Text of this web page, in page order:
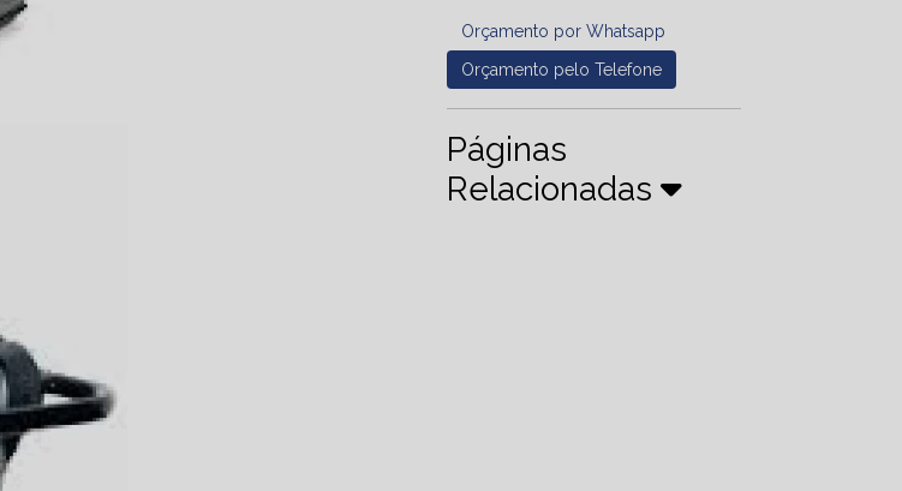
Orçamento por Whatsapp
Orçamento pelo Telefone
Páginas
Relacionadas